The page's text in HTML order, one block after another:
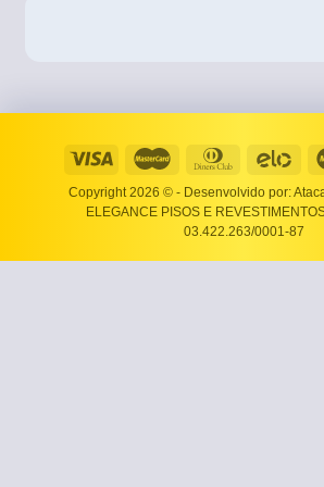
Copyright 2026 © - Desenvolvido por:
ELEGANCE PISOS E
03.422.263/0001-87